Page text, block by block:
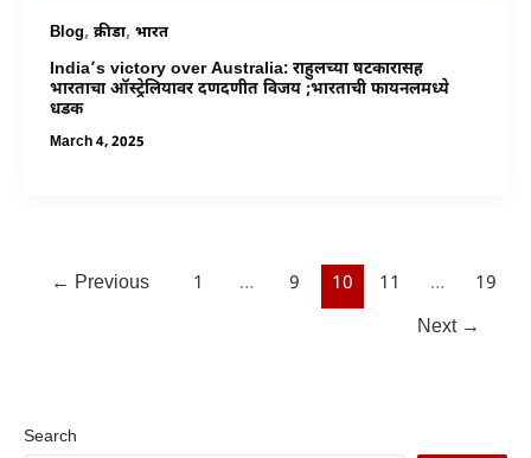
Blog, क्रीडा, भारत
India’s victory over Australia: राहुलच्या षटकारासह
भारताचा ऑस्ट्रेलियावर दणदणीत विजय ;भारताची फायनलमध्ये
धडक
March 4, 2025
← Previous 1 … 9 10 11 …
19
Next →
Search